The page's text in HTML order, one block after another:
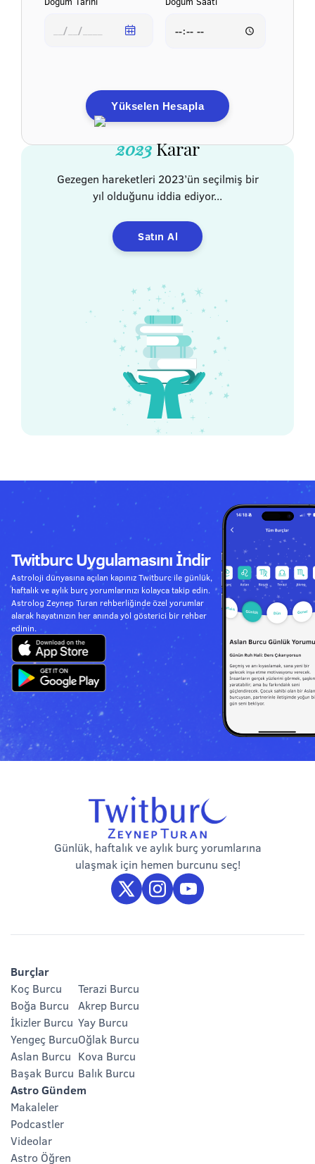
Yükselen Hesapla
2023Karar
Gezegen hareketleri 2023’ün seçilmiş bir
yıl olduğunu iddia ediyor...
Satın Al
Twitburc Uygulamasını İndir
Astroloji dünyasına açılan kapınız Twitburc ile günlük,
haftalık ve aylık burç yorumlarınızı kolayca takip edin.
Astrolog Zeynep Turan rehberliğinde özel yorumlar
alarak hayatınızın her anında yol gösterici bir rehber
edinin.
Günlük, haftalık ve aylık burç yorumlarına
ulaşmak için hemen burcunu seç!
Burçlar
Koç Burcu
Boğa Burcu
İkizler Burcu
Yengeç Burcu
Aslan Burcu
Başak Burcu
Terazi Burcu
Akrep Burcu
Yay Burcu
Oğlak Burcu
Kova Burcu
Balık Burcu
Astro Gündem
Makaleler
Podcastler
Videolar
Astro Öğren